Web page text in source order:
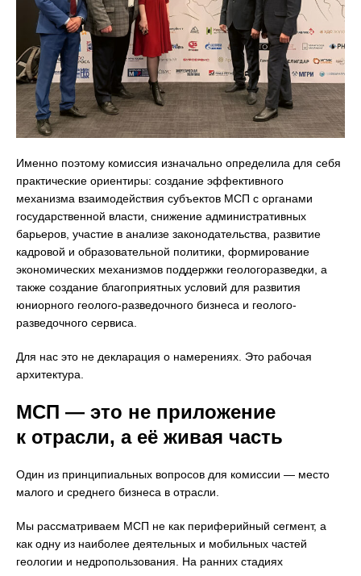
Именно поэтому комиссия изначально определила для себя
практические ориентиры: создание эффективного
механизма взаимодействия субъектов МСП с органами
государственной власти, снижение административных
барьеров, участие в анализе законодательства, развитие
кадровой и образовательной политики, формирование
экономических механизмов поддержки геологоразведки, а
также создание благоприятных условий для развития
юниорного геолого-разведочного бизнеса и геолого-
разведочного сервиса.
Для нас это не декларация о намерениях. Это рабочая
архитектура.
МСП — это не приложение
к отрасли, а её живая часть
Один из принципиальных вопросов для комиссии — место
малого и среднего бизнеса в отрасли.
Мы рассматриваем МСП не как периферийный сегмент, а
как одну из наиболее деятельных и мобильных частей
геологии и недропользования. На ранних стадиях